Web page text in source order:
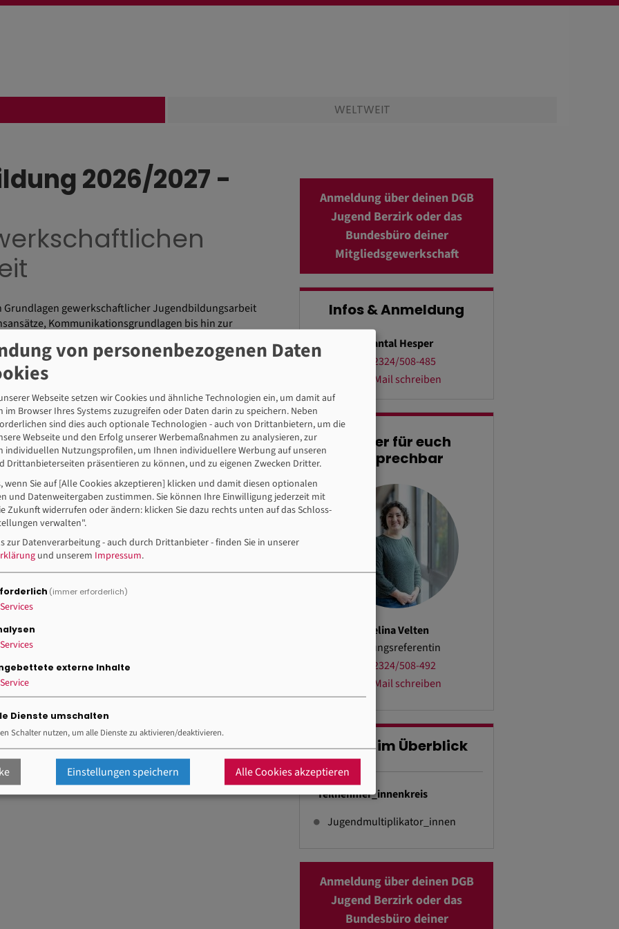
WELTWEIT
2026/2027 -
gewerkschaftlicher Jugendbildungsarbeit
Kommunikationsgrundlagen bis hin zur
die Teilnehmer*innen hier das Handwerkszeug, um
der Seminarkonzeption sowie eine Auseinandersetzung
des Moduls.
Hattingen
Anmeldung über deinen DGB
Jugend Berzirk oder das
Bundesbüro deiner
Mitgliedsgewerkschaft
Infos & Anmeldung
Chantal Hesper
02324/508-485
E-Mail schreiben
Immer für euch
ansprechbar
Melina Velten
Bildungsreferentin
02324/508-492
E-Mail schreiben
Fakten im Überblick
Teilnehmer_innenkreis
Jugendmultiplikator_innen
Anmeldung über deinen DGB
Jugend Berzirk oder das
Bundesbüro deiner
von personenbezogenen Daten
Webseite setzen wir Cookies und ähnliche Technologien ein, um damit auf
Browser Ihres Systems zuzugreifen oder Daten darin zu speichern. Neben
sind dies auch optionale Technologien - auch von Drittanbietern, um die
Webseite und den Erfolg unserer Werbemaßnahmen zu analysieren, zur
individuellen Nutzungsprofilen, um Ihnen individuellere Werbung auf unseren
Drittanbieterseiten präsentieren zu können, und zu eigenen Zwecken Dritter.
wenn Sie auf [Alle Cookies akzeptieren] klicken und damit diesen optionalen
und Datenweitergaben zustimmen. Sie können Ihre Einwilligung jederzeit mit
Zukunft widerrufen oder ändern: klicken Sie dazu rechts unten auf das Schloss-
verwalten".
zur Datenverarbeitung - auch durch Drittanbieter - finden Sie in unserer
und unserem Impressum.
(immer erforderlich)
Services
Services
externe Inhalte
Service
Dienste umschalten
Schalter nutzen, um alle Dienste zu aktivieren/deaktivieren.
Einstellungen speichern Alle Cookies akzeptieren